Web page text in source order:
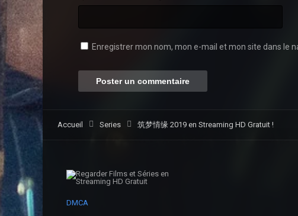
Enregistrer mon nom, mon e-mail et mon site dans le
Accueil Series 筑梦情缘 2019 en Streaming HD Gratuit !
DMCA